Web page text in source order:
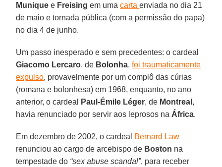
Munique e Freising em umacartaenviada no dia 21
de maio e tornada pública (com a permissão do papa)
no dia 4 de junho.
Um passo inesperado e sem precedentes: o cardeal
Giacomo Lercaro, de Bolonha,foi traumaticamente
expulso, provavelmente por um complô das cúrias
(romana e bolonhesa) em 1968, enquanto, no ano
anterior, o cardeal
Paul-Émile Léger, de Montreal ,
havia renunciado por servir aos leprosos na África.
Em dezembro de 2002, o cardeal Bernard Law
renunciou ao cargo de arcebispo de Boston na
tempestade do “sex abuse scandal”, para receber